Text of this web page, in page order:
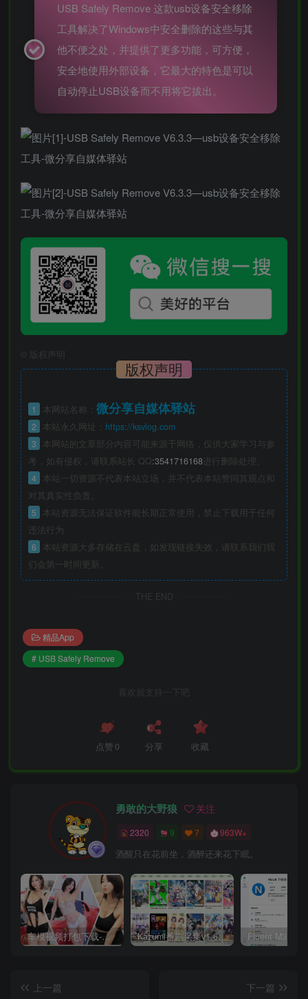
USB Safely Remove 这款usb设备安全移除
工具解决了Windows中安全删除的这些与其
他不便之处，并提供了更多功能，可方便，
安全地使用外部设备，它最大的特色是可以
自动停止USB设备而不用将它拔出。
版权声明
版权声明
1 本网站名称： 微分享自媒体驿站
2 本站永久网址： https://ksvlog.com
3
本网站的文章部分内容可能来源于网络，仅供大家学习与参
考，如有侵权，请联系站长 QQ:3541716168进行删除处理。
4
本站一切资源不代表本站立场，并不代表本站赞同其观点和
对其真实性负责。
5
本站资源无法保证软件能长期正常使用，禁止下载用于任何
违法行为
6
本站资源大多存储在云盘，如发现链接失效，请联系我们我
们会第一时间更新。
THE END
精品App
# USB Safely Remove
喜欢就支持一下吧
点赞 0 分享 收藏
勇敢的大野狼 关注
2320 9 7 963W+
酒醒只在花前坐，酒醉还来花下眠。
车模视频打包下载-高清无水印版 Kazumi番剧采集v1.6.9：支持自定义规则+在线观看+弹幕，跨平台下载
上一篇
下一篇